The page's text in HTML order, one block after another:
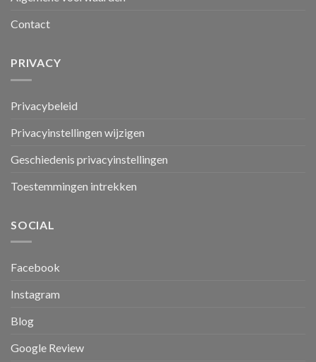
Contact
PRIVACY
Privacybeleid
Privacyinstellingen wijzigen
Geschiedenis privacyinstellingen
Toestemmingen intrekken
SOCIAL
Facebook
Instagram
Blog
Google Review